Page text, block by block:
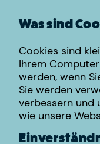
Was sind
Cookies sind
Ihrem
werden, wenn
Sie werden
verbessern und
wie unsere